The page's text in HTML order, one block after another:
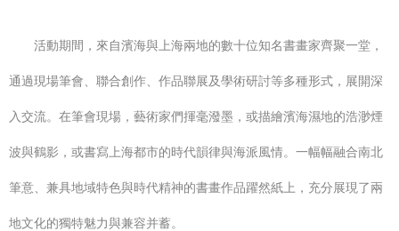
活動期間，來自濱海與上海兩地的數十位知名書畫家齊聚一堂，
通過現場筆會、聯合創作、作品聯展及學術研討等多種形式，展開深
入交流。在筆會現場，藝術家們揮毫潑墨，或描繪濱海濕地的浩渺煙
波與鶴影，或書寫上海都市的時代韻律與海派風情。一幅幅融合南北
筆意、兼具地域特色與時代精神的書畫作品躍然紙上，充分展現了兩
地文化的獨特魅力與兼容并蓄。